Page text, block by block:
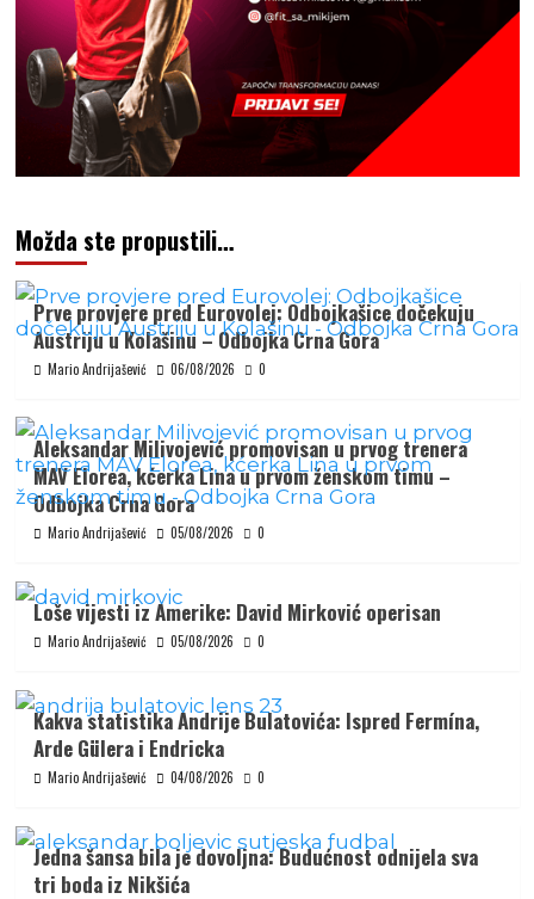
Možda ste propustili…
Prve provjere pred Eurovolej: Odbojkašice dočekuju
Austriju u Kolašinu – Odbojka Crna Gora
Mario Andrijašević 06/08/2026 0
Aleksandar Milivojević promovisan u prvog trenera
MAV Elorea, kćerka Lina u prvom ženskom timu –
Odbojka Crna Gora
Mario Andrijašević 05/08/2026 0
Loše vijesti iz Amerike: David Mirković operisan
Mario Andrijašević 05/08/2026 0
Kakva statistika Andrije Bulatovića: Ispred Fermína,
Arde Gülera i Endricka
Mario Andrijašević 04/08/2026 0
Jedna šansa bila je dovoljna: Budućnost odnijela sva
tri boda iz Nikšića